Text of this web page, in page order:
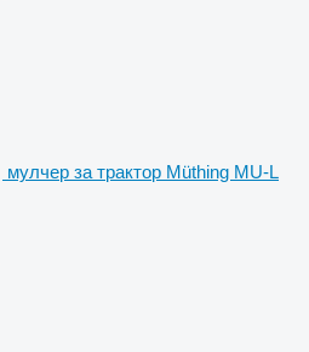
мулчер за трактор Müthing MU-L